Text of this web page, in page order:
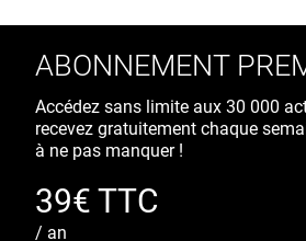
ABONNEMENT
Accédez sans limite aux 30 000
recevez gratuitement chaque
à ne pas manquer !
39€ TTC
/ an